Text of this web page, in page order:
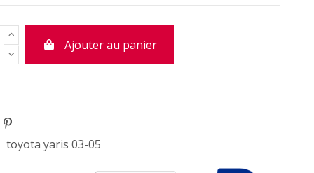
Ajouter au panier
toyota yaris 03-05